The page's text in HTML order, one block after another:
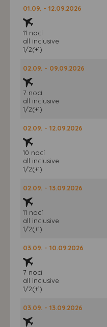
01.09. - 12.09.2026
11 nocí
all inclusive
1/2(+1)
02.09. - 09.09.2026
7 nocí
all inclusive
1/2(+1)
02.09. - 12.09.2026
10 nocí
all inclusive
1/2(+1)
02.09. - 13.09.2026
11 nocí
all inclusive
1/2(+1)
03.09. - 10.09.2026
7 nocí
all inclusive
1/2(+1)
03.09. - 13.09.2026